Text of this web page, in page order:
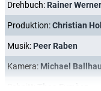
Drehbuch: Rainer
Produktion:Christian
Musik: Peer Raben
Kamera: Michael